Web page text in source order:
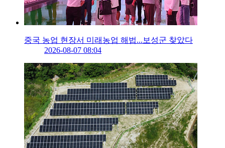
중국 농업 현장서 미래농업 해법...보성군 찾았다
2026-08-07 08:04